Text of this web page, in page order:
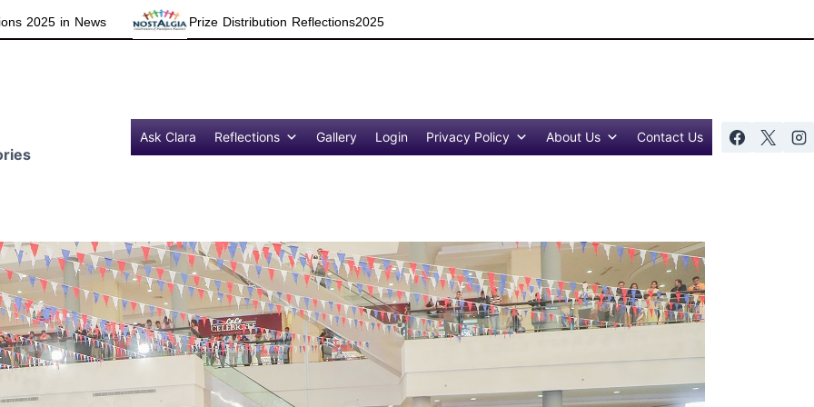
Prize Distribution Reflections2025
Ask Clara Reflections Gallery Login Privacy Policy About Us Contact Us